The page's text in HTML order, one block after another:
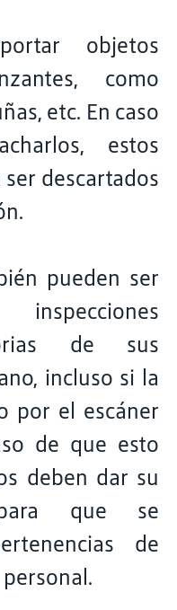
objetos
como
etc. En caso
estos
descartados
pueden ser
de sus
incluso si la
por el escáner
de que esto
deben dar su
para que se
de